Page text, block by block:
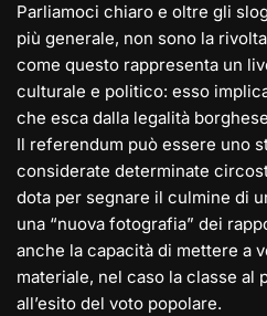
Parliamoci chiaro e oltre gli
più generale, non sono la
come questo rappresenta un
culturale e politico: esso
che esca dalla legalità
Il referendum può essere uno
considerate determinate
dota per segnare il culmine di
una “nuova fotografia” dei
anche la capacità di mettere a
materiale, nel caso la classe al
all’esito del voto popolare.